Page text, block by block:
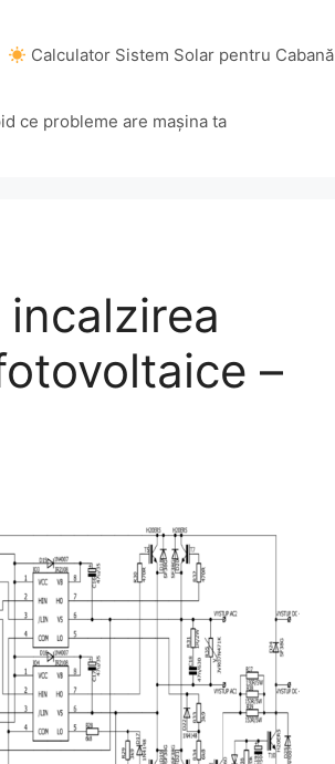
Calculator Sistem Solar pentru Cabană
ce probleme are mașina ta
–